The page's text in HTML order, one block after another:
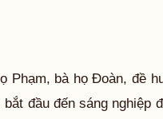
Phạm, bà họ Đoàn, đề
đầu đến sáng nghiệp